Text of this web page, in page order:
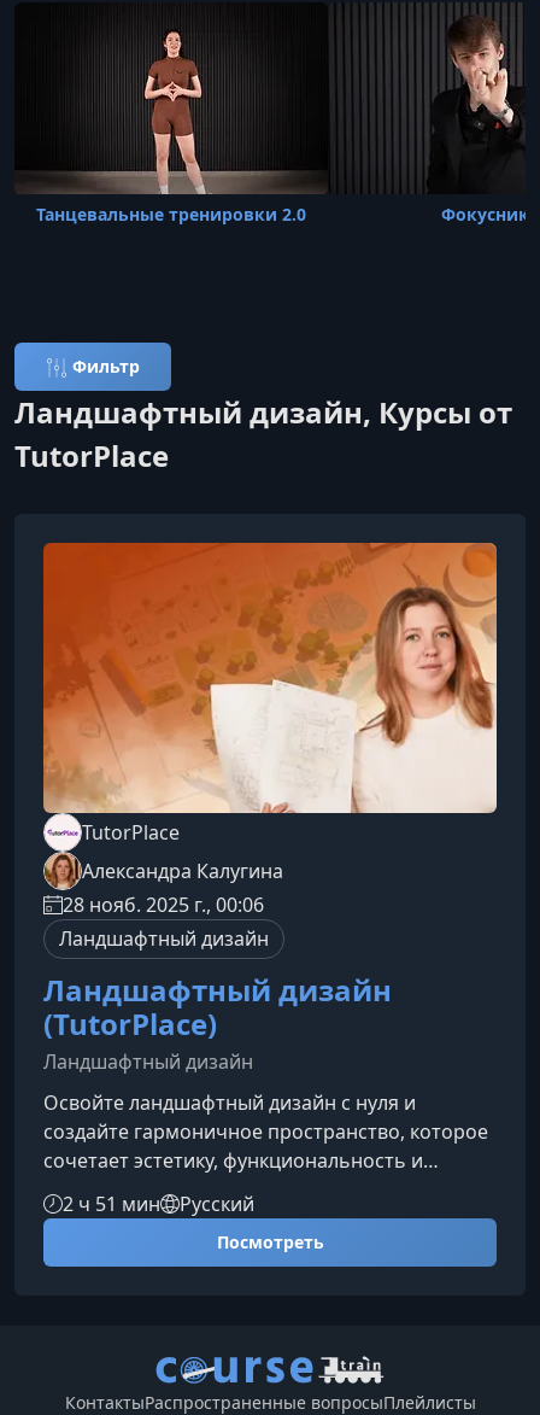
Танцевальные тренировки 2.0 Фокусник
Фильтр
Ландшафтный дизайн, Курсы от
TutorPlace
TutorPlace
Александра Калугина
28 нояб. 2025 г., 00:06
Ландшафтный дизайн
Ландшафтный дизайн
(TutorPlace)
Ландшафтный дизайн
Освойте ландшафтный дизайн с нуля и
создайте гармоничное пространство, которое
сочетает эстетику, функциональность и
современные экотренды. Курс поможет вам
уверенно проектировать участки любой
сложности — от компактных садов до
масштабных территорий.Что вы узнаете на
подходит как новичкам, так и тем, кто уже
работает в сфере благоустройства.Основы
2 ч 51 мин Русский
Посмотреть
КонтактыРаспространенные вопросыПлейлисты